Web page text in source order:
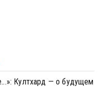
Култхард — о будущем